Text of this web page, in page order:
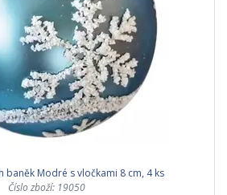
baněk Modré s vločkami 8 cm, 4 ks
Číslo zboží: 19050